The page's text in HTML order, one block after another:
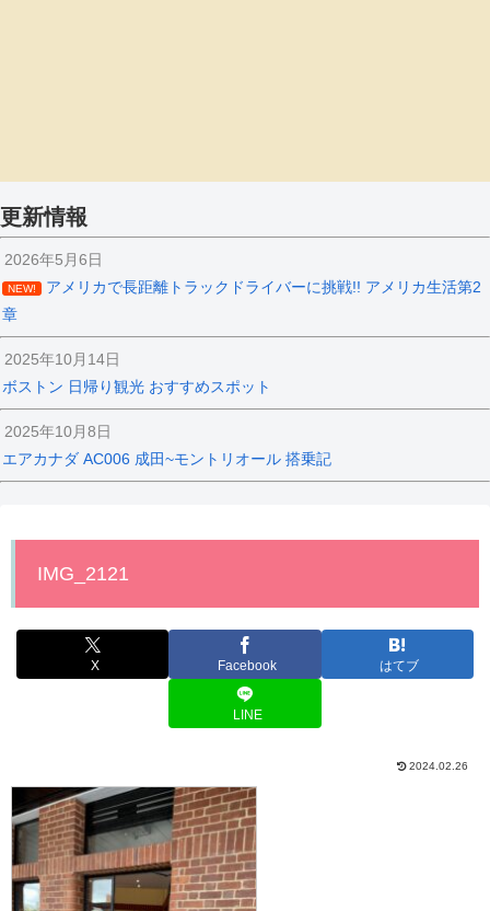
更新情報
2026年5月6日
NEW!
アメリカで長距離トラックドライバーに挑戦!! アメリカ生活第2
章
2025年10月14日
ボストン 日帰り観光 おすすめスポット
2025年10月8日
エアカナダ AC006 成田~モントリオール 搭乗記
IMG_2121
X Facebook はてブ
LINE
2024.02.26